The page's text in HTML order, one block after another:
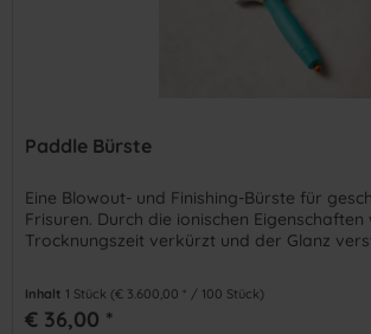
Paddle Bürste
Eine Blowout- und Finishing-Bürste für
Frisuren. Durch die ionischen Eigenschaften
Trocknungszeit verkürzt und der Glanz
Inhalt 1 Stück (€ 3.600,00 * / 100 Stück)
€ 36,00 *